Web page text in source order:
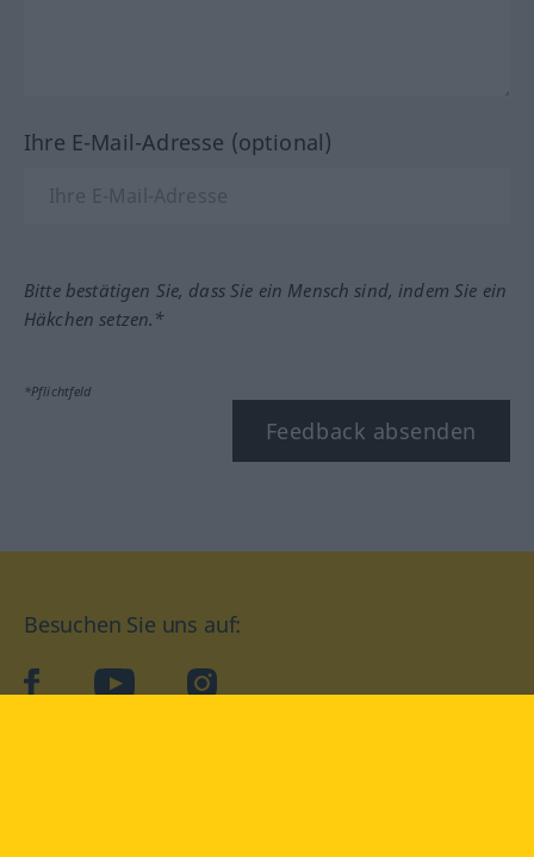
Ihre E-Mail-Adresse (optional)
Bitte bestätigen Sie, dass Sie ein Mensch sind, indem Sie ein
Häkchen setzen.*
*Pflichtfeld
Feedback absenden
Besuchen Sie uns auf:
facebookYouTube Instagram